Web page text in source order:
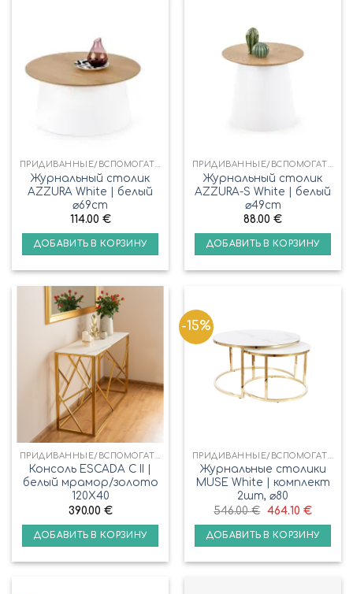
Журнальный столик
AZZURA White | белый
⌀69cm
114.00 €
ДОБАВИТЬ В КОРЗИНУ
Журнальный столик
AZZURA-S White | белый
⌀49cm
88.00 €
ДОБАВИТЬ В КОРЗИНУ
Консоль ESCADA C II |
белый мрамор/золото
120X40
390.00 €
ДОБАВИТЬ В КОРЗИНУ
-15%
Журнальные столики
MUSE White | комплект
2шт, ⌀80
546.00€ 464.10 €
ДОБАВИТЬ В КОРЗИНУ